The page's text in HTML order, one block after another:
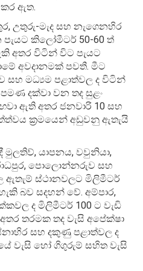
ඇත.
උතුරු-මැද සහ නැගෙනහිර
පැයට කිලෝමීටර් 50-60 ත්
අතර විටින් විට පැයට
අවදානමක් පවතී. මීට
සහ මධ්‍යම පළාත්වල ද විටින්
දක්වා වන තද සුළං
ඇති අතර ජනවාරි 10 සහ
ක්‍රමයෙන් අඩුවනු ඇතැයි
මුලතිව්, යාපනය, වවුනියා,
පොලොන්නරුව සහ
ඇතැම් ස්ථානවලට මිලිමීටර්
බව සදහන් වේ. අම්පාර,
ද මිලිමීටර් 100 ට වැඩි
තරමක තද වැසි අපේක්ෂා
සහ දකුණු පළාත්වල ද
වැසි හෝ ගිගුරුම් සහිත වැසි